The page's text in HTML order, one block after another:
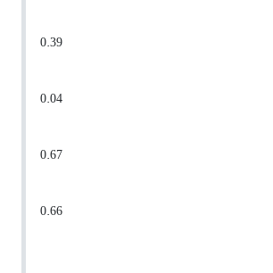
0.39
0.04
0.67
0.66